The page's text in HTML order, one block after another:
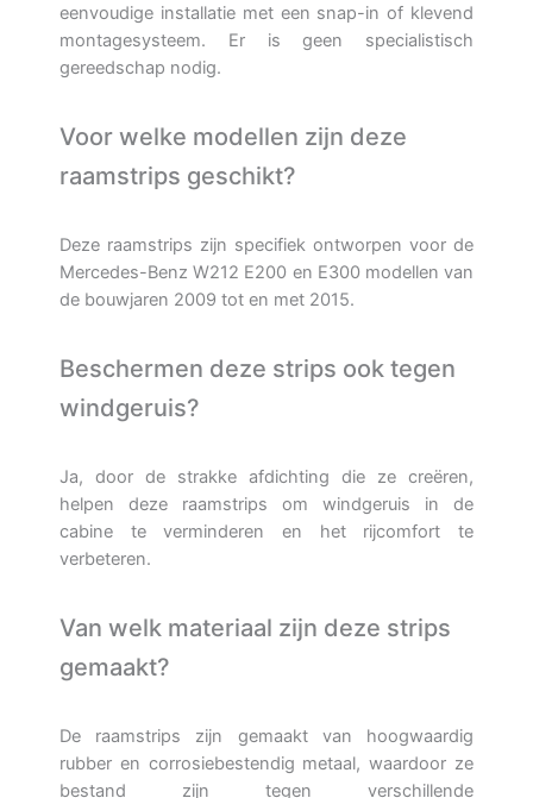
eenvoudige installatie met een snap-in of klevend
montagesysteem. Er is geen specialistisch
gereedschap nodig.
Voor welke modellen zijn deze
raamstrips geschikt?
Deze raamstrips zijn specifiek ontworpen voor de
Mercedes-Benz W212 E200 en E300 modellen van
de bouwjaren 2009 tot en met 2015.
Beschermen deze strips ook tegen
windgeruis?
Ja, door de strakke afdichting die ze creëren,
helpen deze raamstrips om windgeruis in de
cabine te verminderen en het rijcomfort te
verbeteren.
Van welk materiaal zijn deze strips
gemaakt?
De raamstrips zijn gemaakt van hoogwaardig
rubber en corrosiebestendig metaal, waardoor ze
bestand zijn tegen verschillende